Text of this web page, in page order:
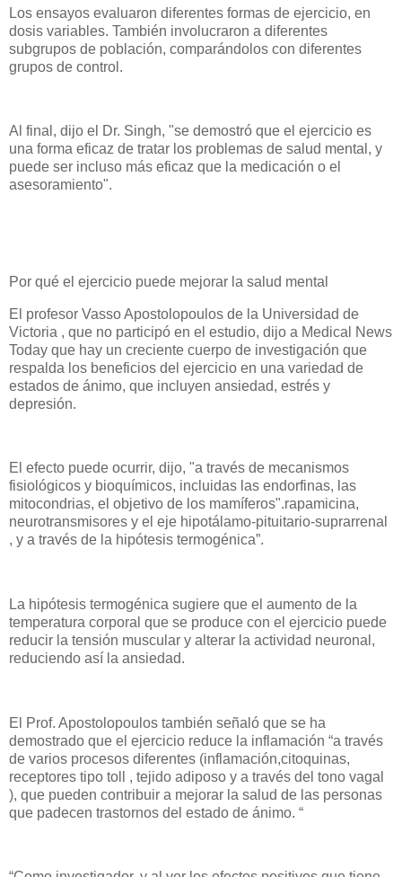
Los ensayos evaluaron diferentes formas de ejercicio, en
dosis variables. También involucraron a diferentes
subgrupos de población, comparándolos con diferentes
grupos de control.
Al final, dijo el Dr. Singh, "se demostró que el ejercicio es
una forma eficaz de tratar los problemas de salud mental, y
puede ser incluso más eficaz que la medicación o el
asesoramiento".
Por qué el ejercicio puede mejorar la salud mental
El profesor Vasso Apostolopoulos de la Universidad de
Victoria , que no participó en el estudio, dijo a Medical News
Today que hay un creciente cuerpo de investigación que
respalda los beneficios del ejercicio en una variedad de
estados de ánimo, que incluyen ansiedad, estrés y
depresión.
El efecto puede ocurrir, dijo, "a través de mecanismos
fisiológicos y bioquímicos, incluidas las endorfinas, las
mitocondrias, el objetivo de los mamíferos".rapamicina,
neurotransmisores y el eje hipotálamo-pituitario-suprarrenal
, y a través de la hipótesis termogénica”.
La hipótesis termogénica sugiere que el aumento de la
temperatura corporal que se produce con el ejercicio puede
reducir la tensión muscular y alterar la actividad neuronal,
reduciendo así la ansiedad.
El Prof. Apostolopoulos también señaló que se ha
demostrado que el ejercicio reduce la inflamación “a través
de varios procesos diferentes (inflamación,citoquinas,
receptores tipo toll , tejido adiposo y a través del tono vagal
), que pueden contribuir a mejorar la salud de las personas
que padecen trastornos del estado de ánimo. “